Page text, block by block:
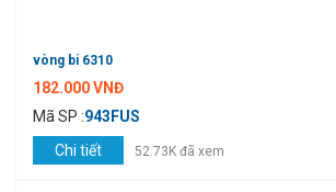
vòng bi 6310
182.000 VNĐ
Mã SP :943FUS
Chi tiết
52.73K đã xem